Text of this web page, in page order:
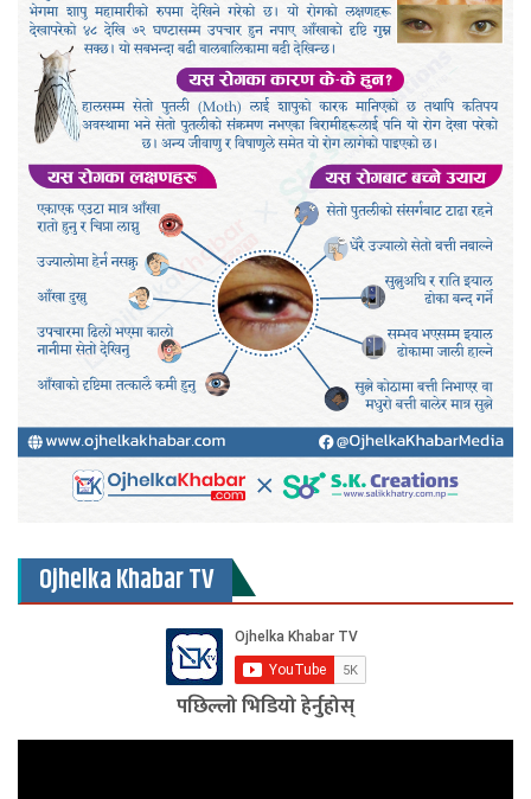
Ojhelka Khabar TV
पछिल्लो भिडियो हेर्नुहोस्